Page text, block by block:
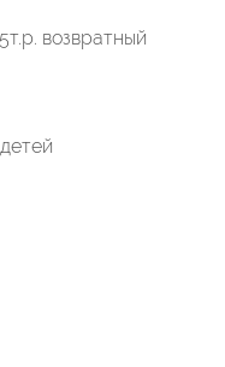
возвратный